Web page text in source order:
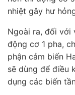
nhiệt gây hư
Ngoài ra, đối với
động cơ 1 pha,
phận cảm biến
sẽ dùng để điều
dụng các biến